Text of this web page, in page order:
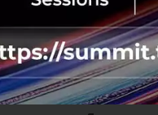
เมษายน 2, 2019| ByTechsauce
170
PR News Gmail G-Suite Smart